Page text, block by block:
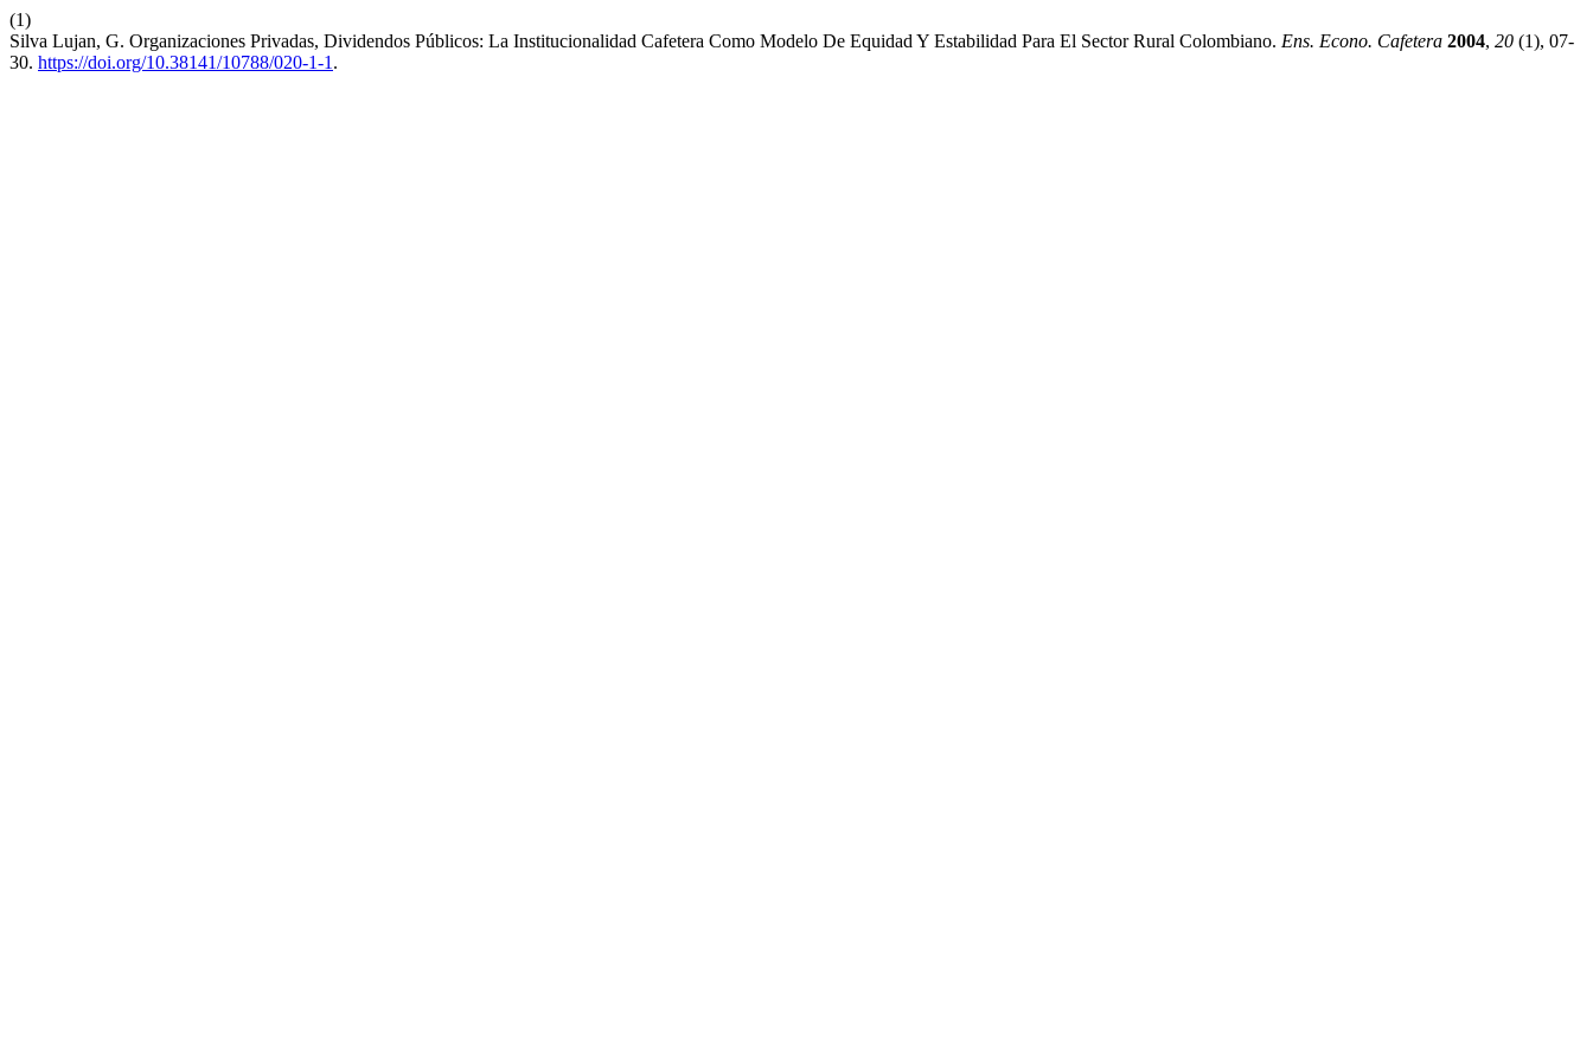
(1)
Silva Lujan, G. Organizaciones Privadas, Dividendos Públicos: La Institucionalidad Cafetera Como Modelo De Equidad Y Estabilidad Para El Sector Rural Colombiano. Ens. Econo. Cafetera 2004, 20 (1), 07-
30. https://doi.org/10.38141/10788/020-1-1 .